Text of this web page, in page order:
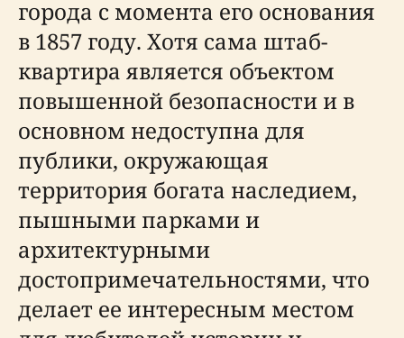
города с момента его основания
в 1857 году. Хотя сама штаб-
квартира является объектом
повышенной безопасности и в
основном недоступна для
публики, окружающая
территория богата наследием,
пышными парками и
архитектурными
достопримечательностями, что
делает ее интересным местом